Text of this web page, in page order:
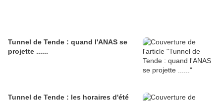
Tunnel de Tende : quand l'ANAS se
projette ......
Tunnel de Tende : les horaires d'été